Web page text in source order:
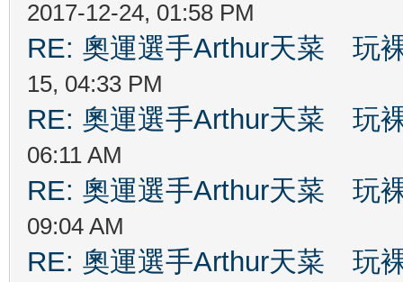
2017-12-24, 01:58 PM
RE: 奧運選手Arthur天菜 玩
15, 04:33 PM
RE: 奧運選手Arthur天菜 玩
06:11 AM
RE: 奧運選手Arthur天菜 玩
09:04 AM
RE: 奧運選手Arthur天菜 玩